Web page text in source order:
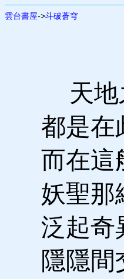
雲台書屋->斗破蒼穹
天地
都是在
而在這
妖聖那
泛起奇
隱隱